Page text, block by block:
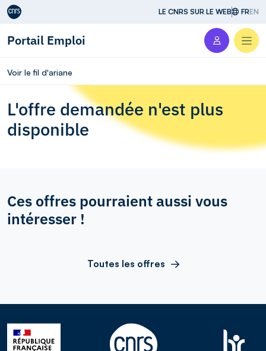
Aller au contenu LE CNRS SUR LE WEB FREN
Portail Emploi
Voir le fil d'ariane
L'offre demandée n'est plus
disponible
Ces offres pourraient aussi vous
intéresser !
Toutes les offres